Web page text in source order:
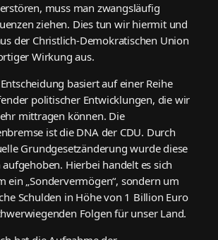
muss man zwangsläufig
ziehen. Dies tun wir hiermit und
der Christlich-Demokratischen Union
Wirkung aus.
basiert auf einer Reihe
politischer Entwicklungen, die wir
mittragen können. Die
ist die DNA der CDU. Durch
Grundgesetzänderung wurde diese
Hierbei handelt es sich
ein „Sondervermögen“, sondern um
Schulden in Höhe von 1 Billion Euro
Folgen für unser Land.